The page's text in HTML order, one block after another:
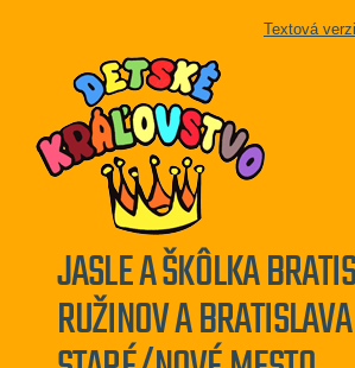
Textová
JASLE A ŠKÔLKA
RUŽINOV A BRATISLAVA